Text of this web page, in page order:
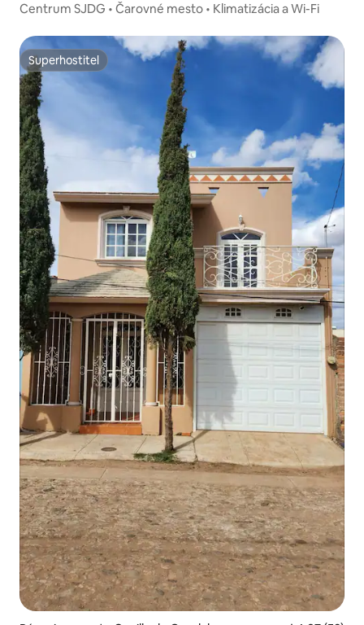
Centrum SJDG • Čarovné mesto • Klimatizácia a Wi-Fi
Superhostiteľ
Superhostiteľ